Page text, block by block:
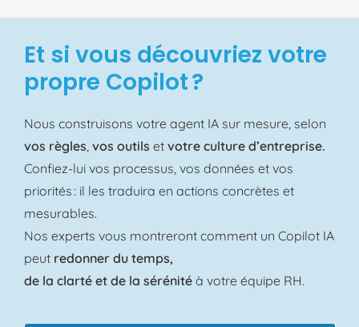
Et si vous découvriez votre
propre Copilot ?
Nous construisons votre agent IA sur mesure, selon
vos règles, vos outils et votre culture d’entreprise.
Confiez-lui vos processus, vos données et vos
priorités : il les traduira en actions concrètes et
mesurables.
Nos experts vous montreront comment un Copilot IA
peut redonner du temps,
de la clarté et de la sérénité à votre équipe RH.